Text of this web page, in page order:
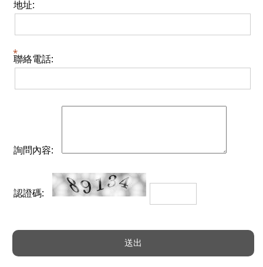
地址:
聯絡電話:
詢問內容:
認證碼: